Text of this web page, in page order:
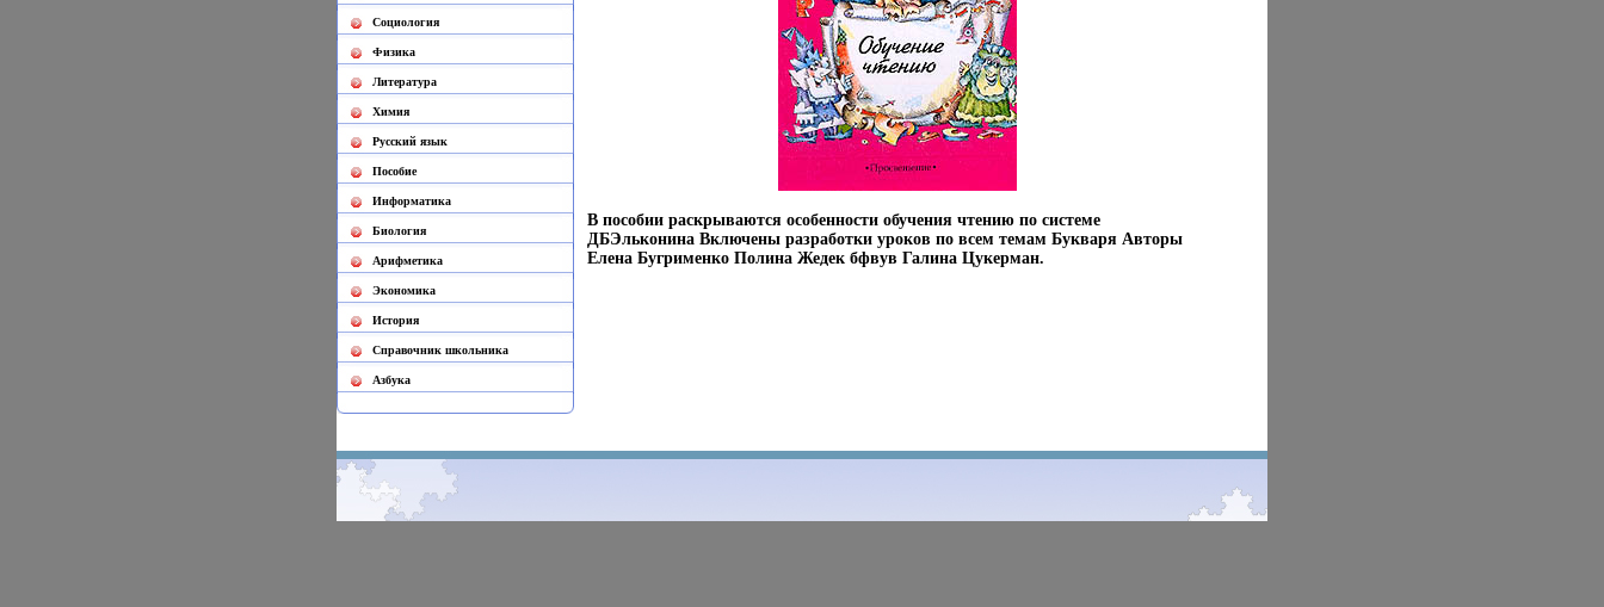
Социология
Физика
Литература
Химия
Русский язык
Пособие
Информатика
Биология
Арифметика
Экономика
История
Cправочник школьника
Азбука
В пособии раскрываются особенности обучения чтению по системе
ДБЭльконина Включены разработки уроков по всем темам Букваря Авторы
Елена Бугрименко Полина Жедек бфвув Галина Цукерман.